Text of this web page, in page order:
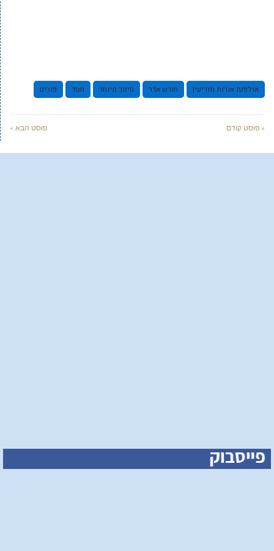
אולפנת אורות מודיעין חודש אדר חינוך מיוחד חסד פורים
« פוסט קודם פוסט הבא »